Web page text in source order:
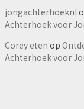
jongachterhoeknl
Achterhoek voor
Corey eten op
Achterhoek voor